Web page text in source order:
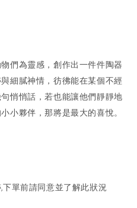
們為靈感，創作出一件件陶器
細膩神情，彷彿能在某個不經
悄悄話，若也能讓他們靜靜地
小夥伴，那將是最大的喜悅。
下單前請同意並了解此狀況